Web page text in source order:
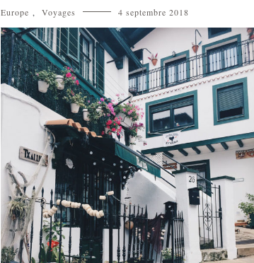
Europe , Voyages 4 septembre 2018